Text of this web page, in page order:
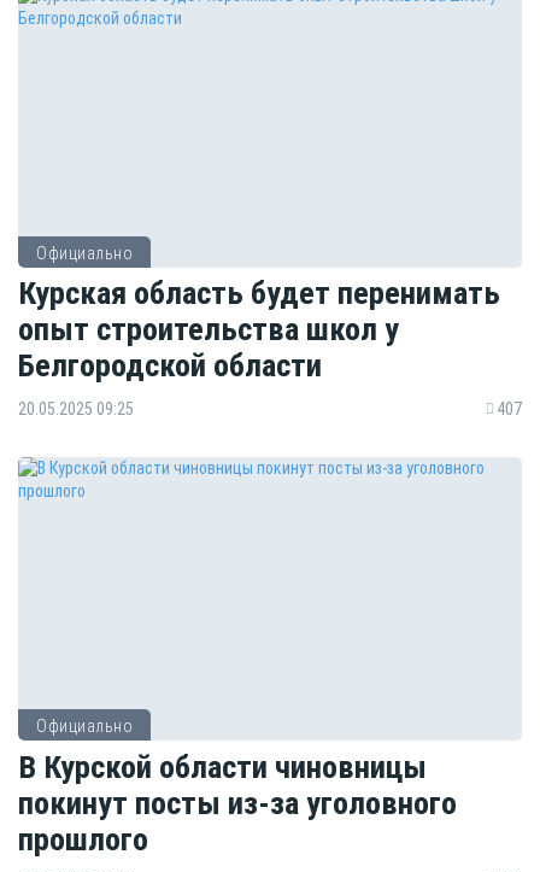
Официально
Курская область будет перенимать
опыт строительства школ у
Белгородской области
20.05.2025 09:25 407
Официально
В Курской области чиновницы
покинут посты из-за уголовного
прошлого